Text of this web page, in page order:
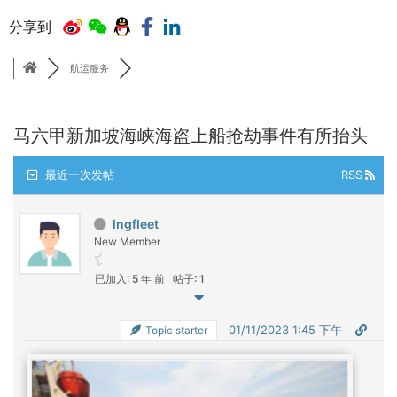
分享到
航运服务
马六甲新加坡海峡海盗上船抢劫事件有所抬头
最近一次发帖 RSS
lngfleet
New Member
已加入: 5 年 前 帖子: 1
Topic starter 01/11/2023 1:45 下午